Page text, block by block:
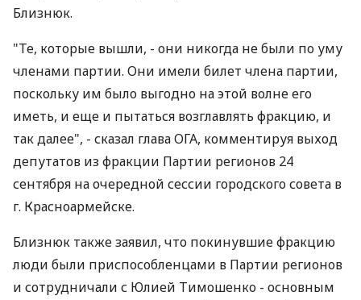
Близнюк.
"Те, которые вышли, - они никогда не были по уму
членами партии. Они имели билет члена партии,
поскольку им было выгодно на этой волне его
иметь, и еще и пытаться возглавлять фракцию, и
так далее", - сказал глава ОГА, комментируя выход
депутатов из фракции Партии регионов 24
сентября на очередной сессии городского совета в
г. Красноармейске.
Близнюк также заявил, что покинувшие фракцию
люди были приспособленцами в Партии регионов
и сотрудничали с Юлией Тимошенко - основным